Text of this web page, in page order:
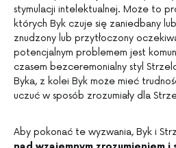
stymulacji intelektualnej. Może to
których Byk czuje się zaniedbany
znudzony lub przytłoczony
potencjalnym problemem jest
czasem bezceremonialny styl
Byka, z kolei Byk może mieć
uczuć w sposób zrozumiały dla
Aby pokonać te wyzwania, Byk i